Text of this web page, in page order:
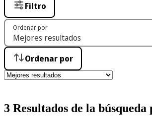
3 Resultados de la búsqueda
Filtro
Ordenar por
Ordenar por